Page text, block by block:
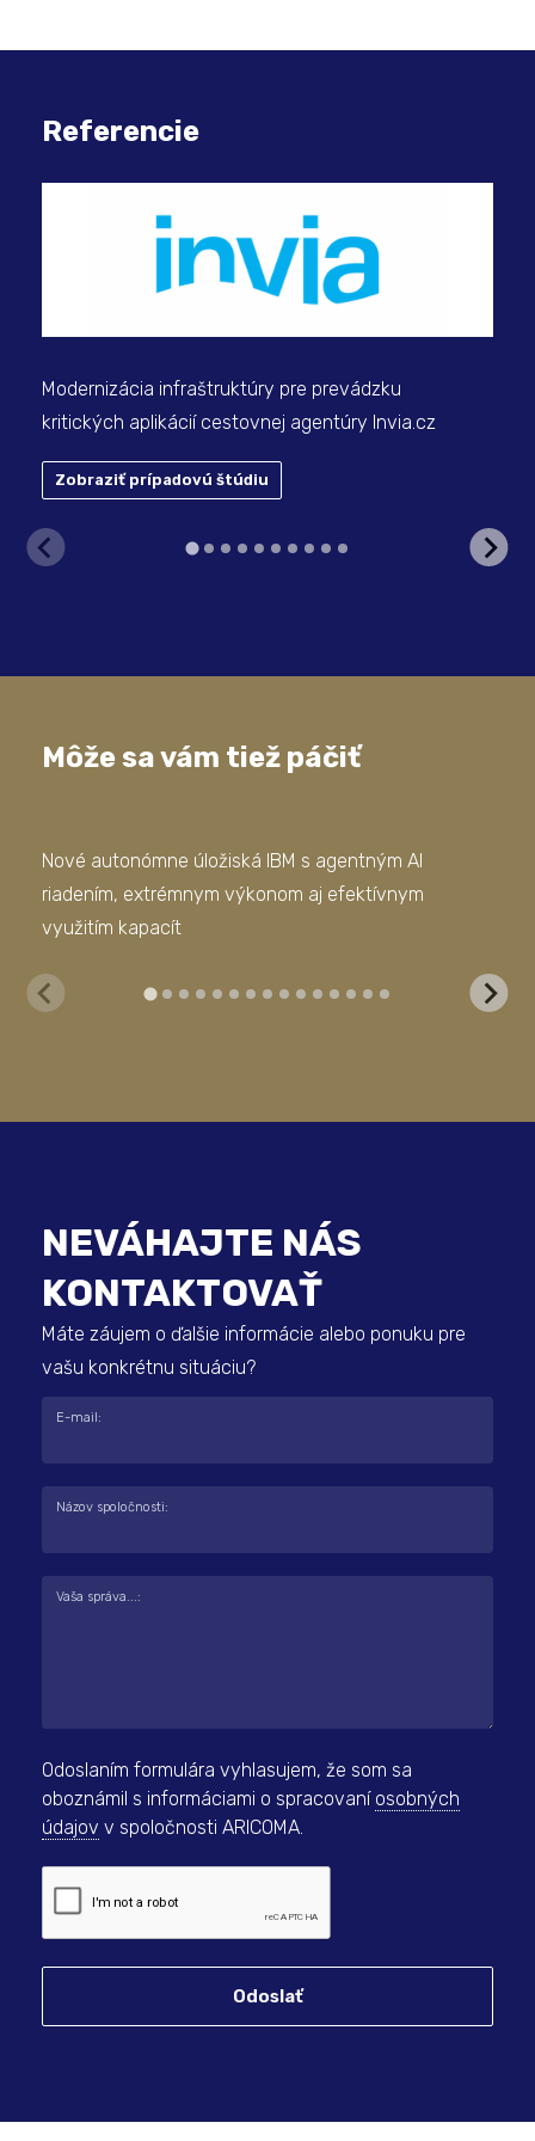
Referencie
Modernizácia infraštruktúry pre prevádzku
kritických aplikácií cestovnej agentúry Invia.cz
Zobraziť prípadovú štúdiu
Môže sa vám tiež páčiť
Nové autonómne úložiská IBM s agentným AI
riadením, extrémnym výkonom aj efektívnym
využitím kapacít
NEVÁHAJTE NÁS
KONTAKTOVAŤ
Máte záujem o ďalšie informácie alebo ponuku pre
vašu konkrétnu situáciu?
E-mail:
Názov spoločnosti:
Vaša správa...:
Odoslaním formulára vyhlasujem, že som sa
oboznámil s informáciami o spracovaní osobných
údajov v spoločnosti ARICOMA.
Odoslať